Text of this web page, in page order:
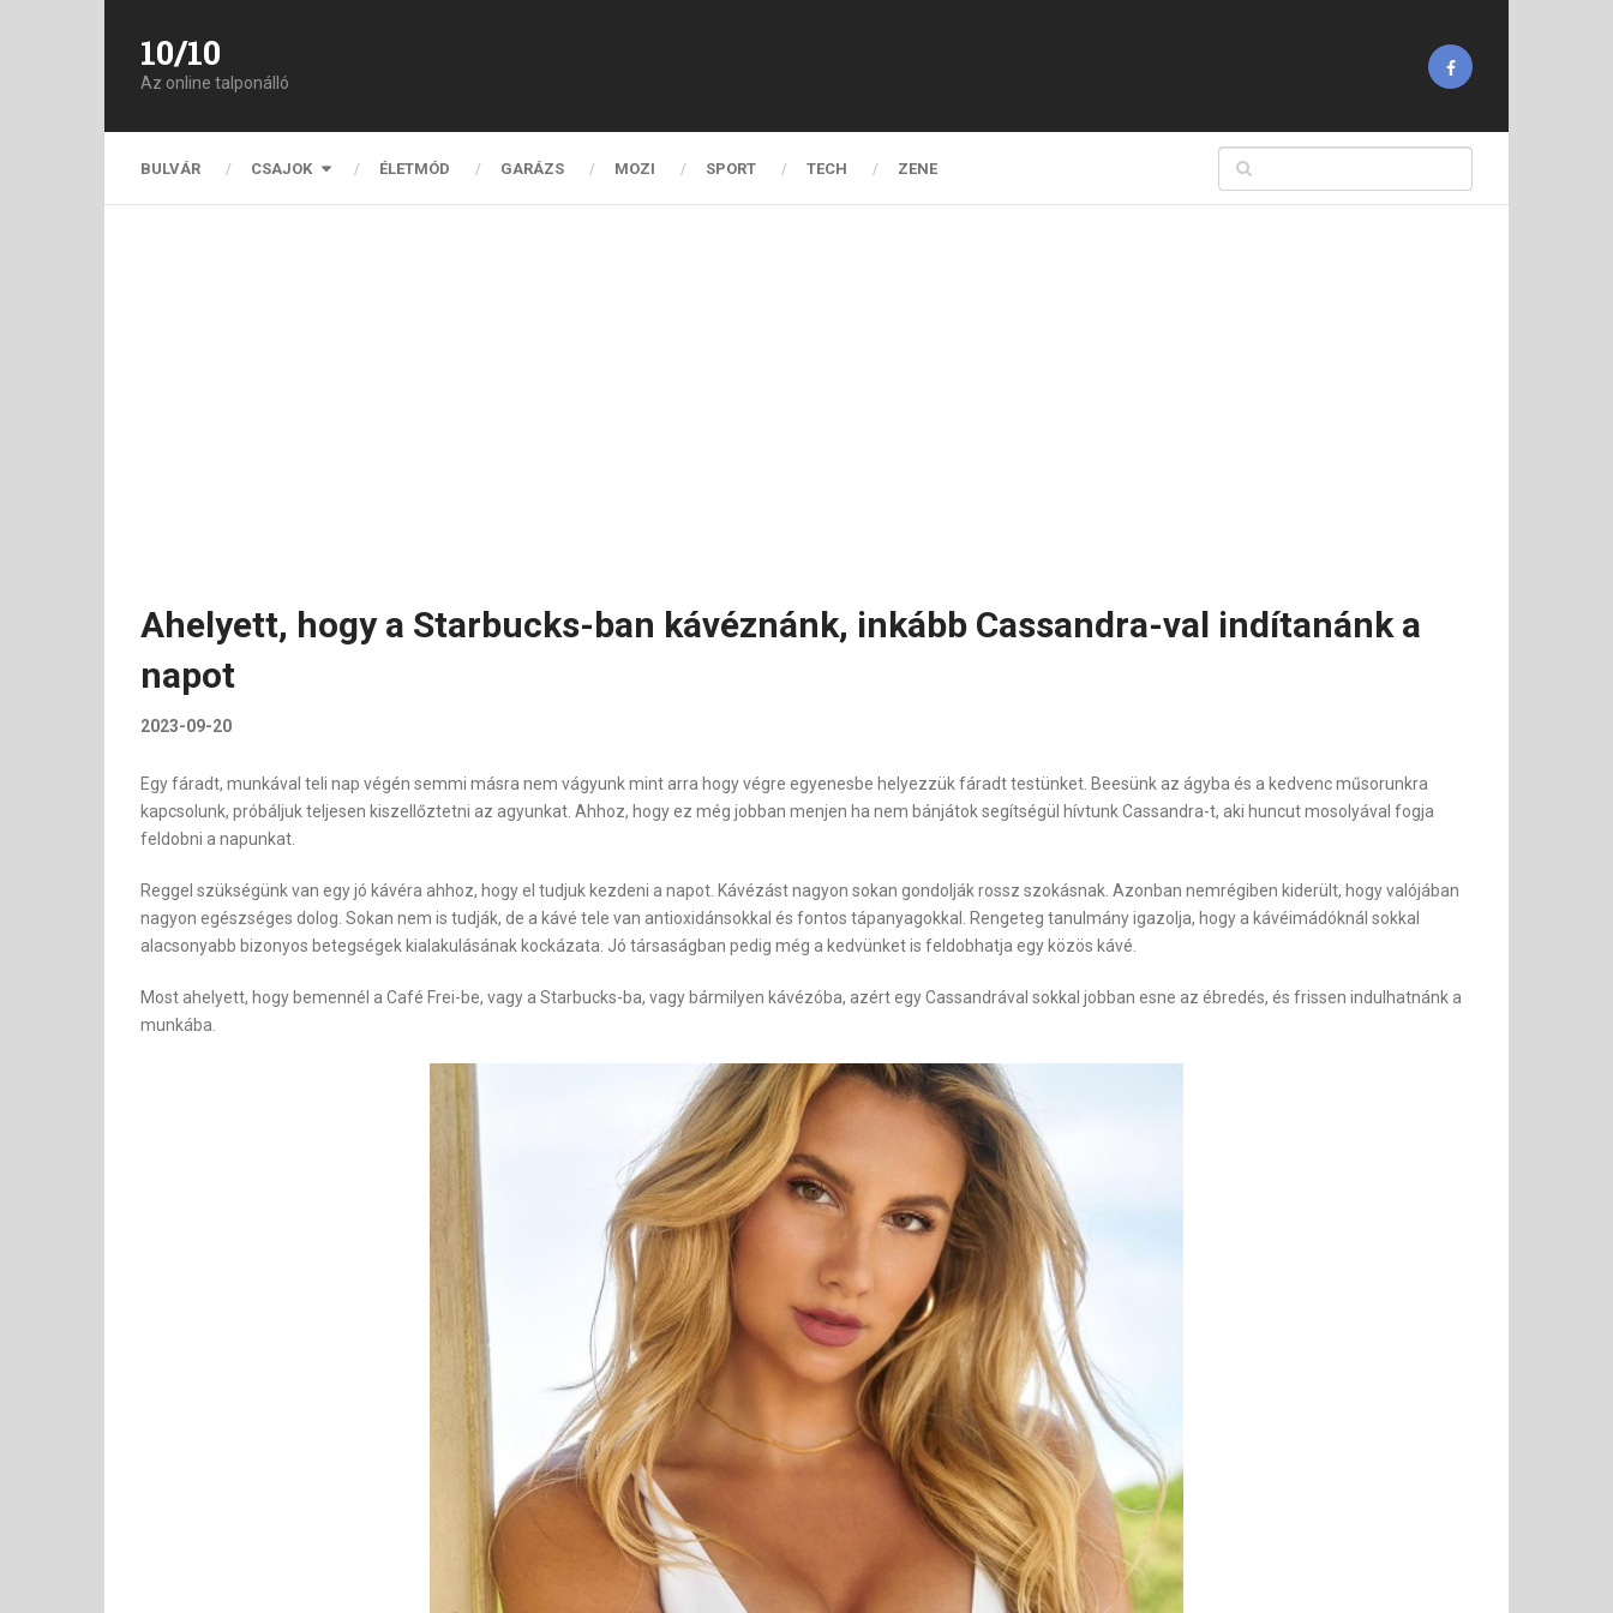
10/10
Az online talponálló
BULVÁR CSAJOK ÉLETMÓD GARÁZS MOZI SPORT TECH ZENE
Ahelyett, hogy a Starbucks-ban kávéznánk, inkább Cassandra-val indítanánk a
napot
2023-09-20
Egy fáradt, munkával teli nap végén semmi másra nem vágyunk mint arra hogy végre egyenesbe helyezzük fáradt testünket. Beesünk az ágyba és a kedvenc műsorunkra
kapcsolunk, próbáljuk teljesen kiszellőztetni az agyunkat. Ahhoz, hogy ez még jobban menjen ha nem bánjátok segítségül hívtunk Cassandra-t, aki huncut mosolyával fogja
feldobni a napunkat.
Reggel szükségünk van egy jó kávéra ahhoz, hogy el tudjuk kezdeni a napot. Kávézást nagyon sokan gondolják rossz szokásnak. Azonban nemrégiben kiderült, hogy valójában
nagyon egészséges dolog. Sokan nem is tudják, de a kávé tele van antioxidánsokkal és fontos tápanyagokkal. Rengeteg tanulmány igazolja, hogy a kávéimádóknál sokkal
alacsonyabb bizonyos betegségek kialakulásának kockázata. Jó társaságban pedig még a kedvünket is feldobhatja egy közös kávé.
Most ahelyett, hogy bemennél a Café Frei-be, vagy a Starbucks-ba, vagy bármilyen kávézóba, azért egy Cassandrával sokkal jobban esne az ébredés, és frissen indulhatnánk a
munkába.